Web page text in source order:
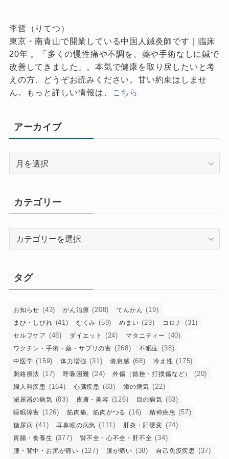
李哲（りてつ）
東京・南青山で開業している中国人鍼灸師です｜臨床
20年 。「多くの慢性痛や不調を、薬や手術なしに鍼で
改善してきました」。本気で健康を取り戻したいと考
えの方、どうぞお読みください。甘い約束はしませ
ん。もっと詳しい情報は、
こちら
アーカイブ
ブ
カテゴリー
ー
タグ
お知らせ (43) がん治療 (208) てんかん (19)
まひ・しびれ (41) むくみ (59) めまい (29) コロナ (31)
セルフケア (48) ダイエット (24) マタニティー (40)
ワクチン・手術・薬・サプリの害 (268) 不眠症 (38)
中医学 (159) 体力増強 (31) 倦怠感 (68) 冷え性 (175)
刺絡療法 (17) 呼吸困難 (24) 外傷（捻挫・打撲傷など） (20)
婦人科疾患 (164) 心臓疾患 (83) 歯の病気 (22)
泌尿器の病気 (83) 皮膚・美容 (126) 目の病気 (53)
睡眠障害 (126) 筋肉痛、筋肉がつる (16) 精神疾患 (57)
糖尿病 (41) 耳鼻喉の病気 (111) 肝炎・肝硬変 (24)
胃腸・食養生 (377) 腎不全・心不全・肝不全 (34)
腰・背中・お尻が痛い (127) 膝が痛い (38) 自己免疫疾患 (37)